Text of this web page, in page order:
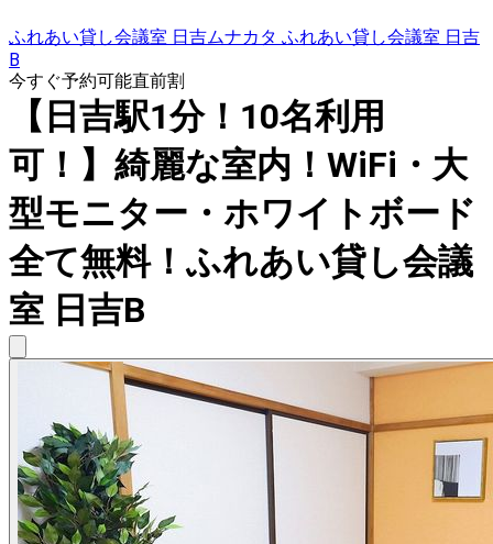
ふれあい貸し会議室 日吉ムナカタ ふれあい貸し会議室 日吉
B
今すぐ予約可能直前割
【日吉駅1分！10名利用
可！】綺麗な室内！WiFi・大
型モニター・ホワイトボード
全て無料！ふれあい貸し会議
室 日吉B